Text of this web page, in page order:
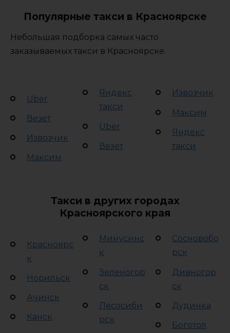
Популярные такси в Красноярске
Небольшая подборка самых часто
заказываемых такси в Красноярске.
Uber
Везет
Извозчик
Максим
Яндекс
такси
Uber
Везет
Извозчик
Максим
Яндекс
такси
Такси в других городах
Красноярского края
Красноярс
к
Норильск
Ачинск
Канск
Минусинс
к
Зеленогор
ск
Лесосиби
рск
Сосновобо
рск
Дивногор
ск
Дудинка
Боготол